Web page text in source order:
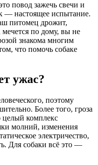
повод зажечь свечи и
— настоящее испытание.
питомец дрожит,
мечется по дому, вы не
знакома многим
что помочь собаке
ужас?
поэтому
Более того, гроза
целый комплекс
молний, изменения
электричество,
Для собаки всё это —